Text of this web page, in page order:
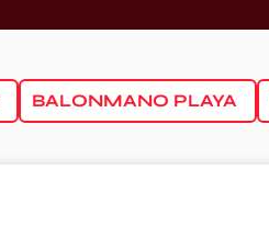
BALONMANO PLAYA